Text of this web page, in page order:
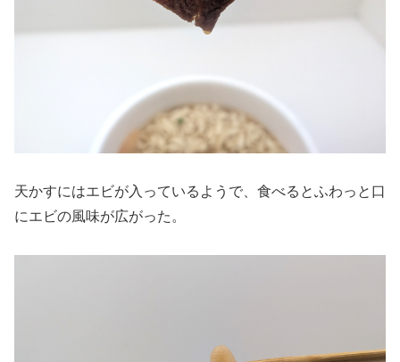
天かすにはエビが入っているようで、食べるとふわっと口
にエビの風味が広がった。